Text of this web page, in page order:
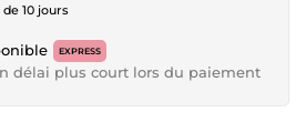
10 jours
EXPRESS
délai plus court lors du paiement